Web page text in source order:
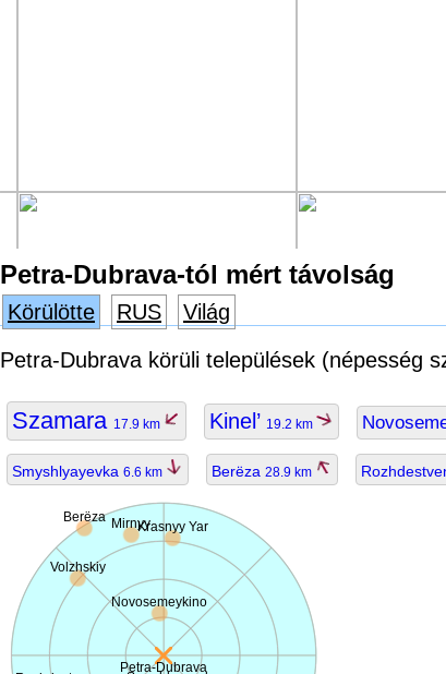
Petra-Dubrava-tól mért távolság
Körülötte RUS
Világ
Petra-Dubrava körüli települések (népesség
Szamara 17.9 km Kinel’ 19.2 km
Smyshlyayevka 6.6 km Berëza 28.9 km
Petra-Dubrava
Novosemeykino
Krasnyy Yar
Mirnyy
Volzhskiy
Berëza